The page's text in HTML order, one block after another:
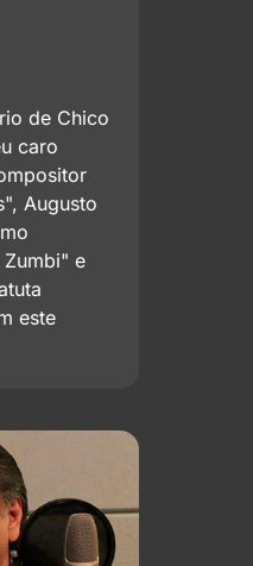
de Chico
caro
Augusto
e
este